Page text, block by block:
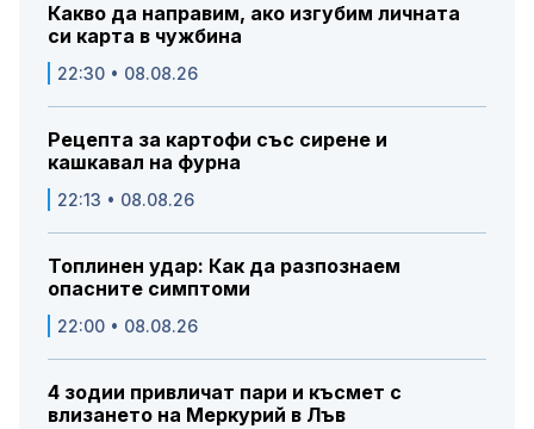
Какво да направим, ако изгубим личната
си карта в чужбина
22:30 • 08.08.26
Рецепта за картофи със сирене и
кашкавал на фурна
22:13 • 08.08.26
Топлинен удар: Как да разпознаем
опасните симптоми
22:00 • 08.08.26
4 зодии привличат пари и късмет с
влизането на Меркурий в Лъв